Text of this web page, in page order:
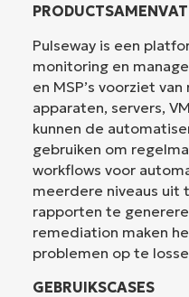
Pulseway is een
monitoring en
en MSP’s voorziet
apparaten, servers,
kunnen de
gebruiken om
workflows voor
meerdere niveaus uit
rapporten te
remediation maken
problemen op te
GEBRUIKSCASES